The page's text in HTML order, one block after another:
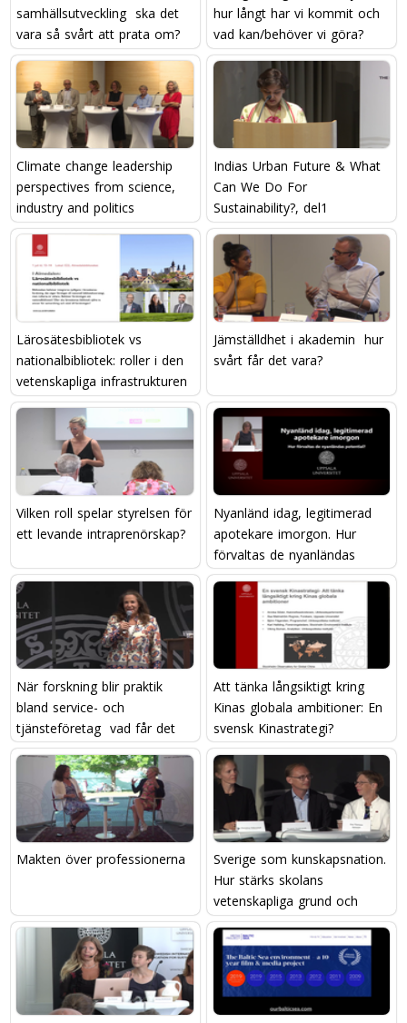
samhällsutveckling  ska det
vara så svårt att prata om?
hur långt har vi kommit och
vad kan/behöver vi göra?
Climate change leadership 
perspectives from science,
industry and politics
Indias Urban Future & What
Can We Do For
Sustainability?, del1
Lärosätesbibliotek vs
nationalbibliotek: roller i den
vetenskapliga infrastrukturen
Jämställdhet i akademin  hur
svårt får det vara?
Vilken roll spelar styrelsen för
ett levande intraprenörskap?
Nyanländ idag, legitimerad
apotekare imorgon. Hur
förvaltas de nyanländas
potential?
När forskning blir praktik
bland service- och
tjänsteföretag  vad får det
att hända?
Att tänka långsiktigt kring
Kinas globala ambitioner: En
svensk Kinastrategi?
Makten över professionerna
Sverige som kunskapsnation.
Hur stärks skolans
vetenskapliga grund och
läraryrkets attraktivitet?